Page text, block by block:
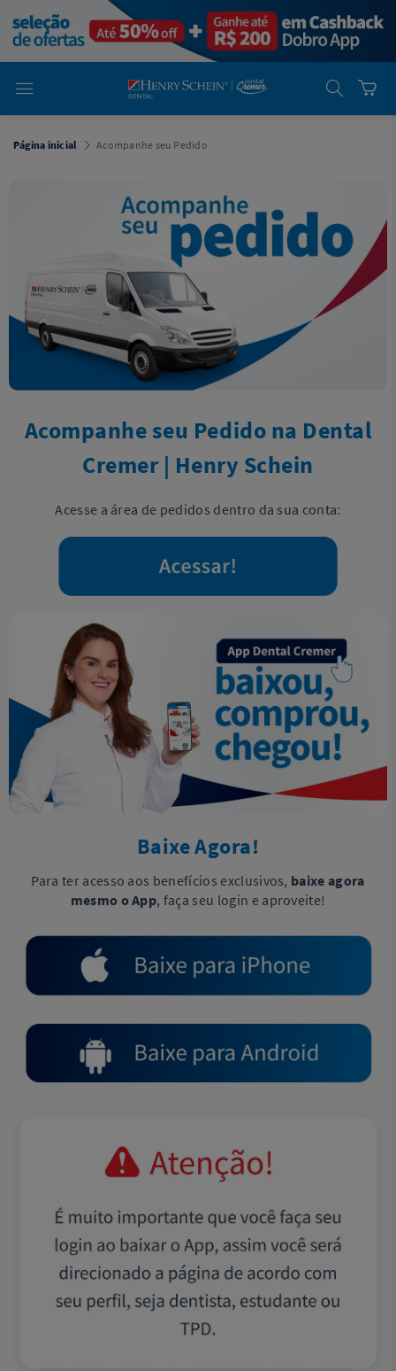
Dental
Cremer -
Henry Schein
Laboratório
Laboratório
emDental
Equipamentos
Equipamentos
Você está
emDental
Cremer
Simples
Dental
Software
Odontológico
Página inicial Acompanhe seu Pedido
Acompanhe seu Pedido na Dental
Cremer | Henry Schein
Acesse a área de pedidos dentro da sua conta:
Baixe Agora!
Para ter acesso aos benefícios exclusivos, baixe agora
mesmo o App, faça seu login e aproveite!